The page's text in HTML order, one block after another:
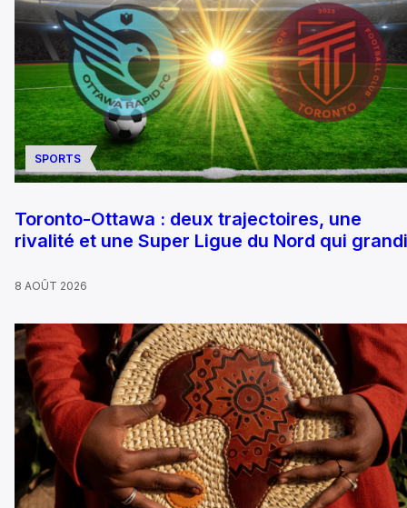
SPORTS
Toronto-Ottawa : deux trajectoires, une
rivalité et une Super Ligue du Nord qui
8 AOÛT 2026